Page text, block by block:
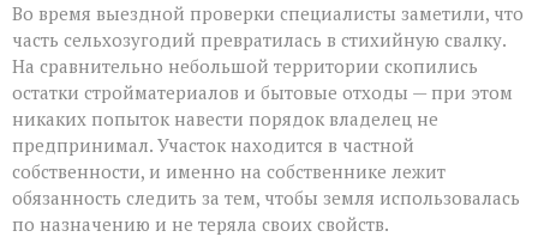
Во время выездной проверки специалисты заметили, что
часть сельхозугодий превратилась в стихийную свалку.
На сравнительно небольшой территории скопились
остатки стройматериалов и бытовые отходы — при этом
никаких попыток навести порядок владелец не
предпринимал. Участок находится в частной
собственности, и именно на собственнике лежит
обязанность следить за тем, чтобы земля использовалась
по назначению и не теряла своих свойств.